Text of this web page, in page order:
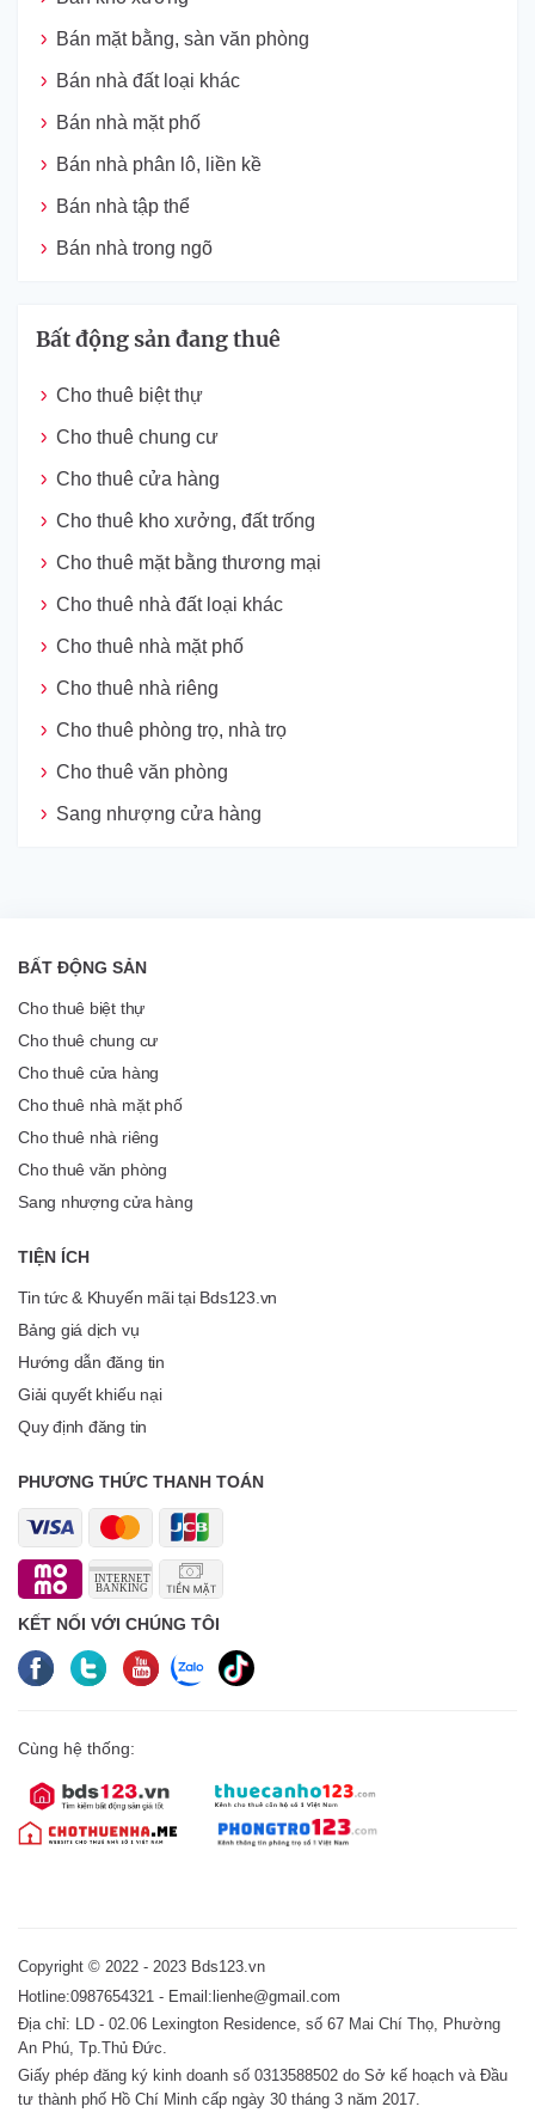
Bán mặt bằng, sàn văn phòng
Bán nhà đất loại khác
Bán nhà mặt phố
Bán nhà phân lô, liền kề
Bán nhà tập thể
Bán nhà trong ngõ
Bất động sản đang thuê
Cho thuê biệt thự
Cho thuê chung cư
Cho thuê cửa hàng
Cho thuê kho xưởng, đất trống
Cho thuê mặt bằng thương mại
Cho thuê nhà đất loại khác
Cho thuê nhà mặt phố
Cho thuê nhà riêng
Cho thuê phòng trọ, nhà trọ
Cho thuê văn phòng
Sang nhượng cửa hàng
BẤT ĐỘNG SẢN
Cho thuê biệt thự
Cho thuê chung cư
Cho thuê cửa hàng
Cho thuê nhà mặt phố
Cho thuê nhà riêng
Cho thuê văn phòng
Sang nhượng cửa hàng
TIỆN ÍCH
Tin tức & Khuyến mãi tại Bds123.vn
Bảng giá dịch vụ
Hướng dẫn đăng tin
Giải quyết khiếu nại
Quy định đăng tin
PHƯƠNG THỨC THANH TOÁN
KẾT NỐI VỚI CHÚNG TÔI
Cùng hệ thống:
Copyright © 2022 - 2023 Bds123.vn
Hotline:0987654321 - Email:lienhe@gmail.com
Địa chỉ: LD - 02.06 Lexington Residence, số 67 Mai Chí Thọ, Phường
An Phú, Tp.Thủ Đức.
Giấy phép đăng ký kinh doanh số 0313588502 do Sở kế hoạch và Đầu
tư thành phố Hồ Chí Minh cấp ngày 30 tháng 3 năm 2017.